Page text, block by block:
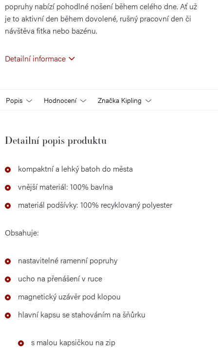
popruhy nabízí pohodlné nošení během celého dne. Ať už
je to aktivní den během dovolené, rušný pracovní den či
návštěva fitka nebo bazénu.
Detailní informace
Popis Hodnocení Značka Kipling
Detailní popis produktu
kompaktní a lehký batoh do města
vnější materiál: 100% bavlna
materiál podšívky: 100% recyklovaný polyester
Obsahuje:
nastavitelné ramenní popruhy
ucho na přenášení v ruce
magnetický uzávěr pod klopou
hlavní kapsu se stahováním na šňůrku
s malou kapsičkou na zip